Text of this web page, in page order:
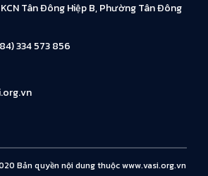
Tân Đông Hiệp B, Phường Tân Đông
334 573 856
Bản quyền nội dung thuộc www.vasi.org.vn